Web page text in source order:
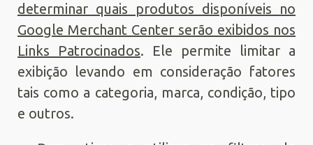
determinar quais produtos disponíveis no
Google Merchant Center serão exibidos nos
Links Patrocinados. Ele permite limitar a
exibição levando em consideração fatores
tais como a categoria, marca, condição, tipo
e outros.